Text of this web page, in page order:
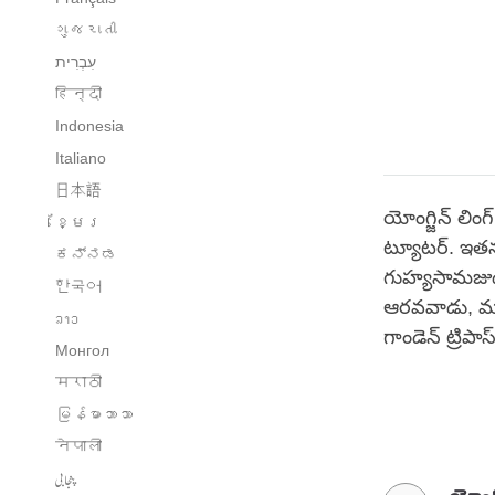
ગુજરાતી
हिन्दी
Indonesia
Italiano
日本語
ខ្មែរ
ಕನ್ನಡ
한국어
ລາວ
Монгол
मराठी
မြန်မာဘာသာ
नेपाली
پنجابی
యోంగ్జిన్
ట్యూటర్.
ఆరవవాడు,
గాండెన్ ట్రిపాస్